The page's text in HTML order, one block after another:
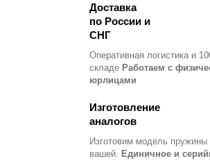
Доставка
по России и
СНГ
Оперативная логистика и
складе Работаем с
юрлицами
Изготовление
аналогов
Изготовим модель пружины
вашей. Единичное и